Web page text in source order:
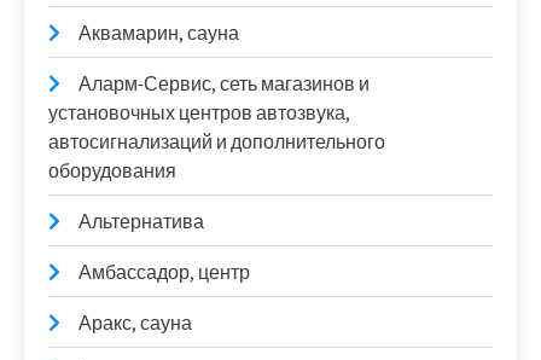
Аквамарин, сауна
Аларм-Сервис, сеть магазинов и
установочных центров автозвука,
автосигнализаций и дополнительного
оборудования
Альтернатива
Амбассадор, центр
Аракс, сауна